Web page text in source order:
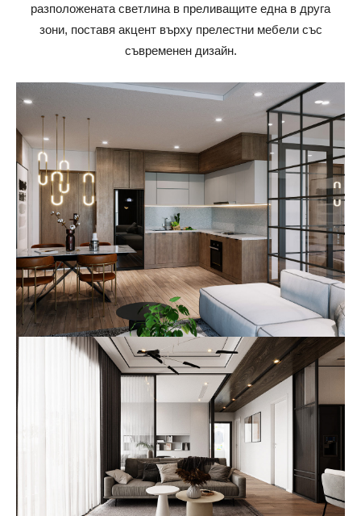
разположената светлина в преливащите една в друга
зони, поставя акцент върху прелестни мебели със
съвременен дизайн.